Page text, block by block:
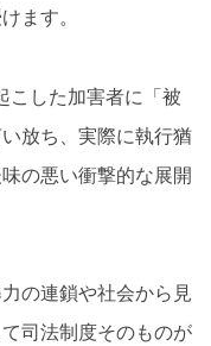
ます。
こした加害者に「被
放ち、実際に執行猶
の悪い衝撃的な展開
の連鎖や社会から見
司法制度そのものが